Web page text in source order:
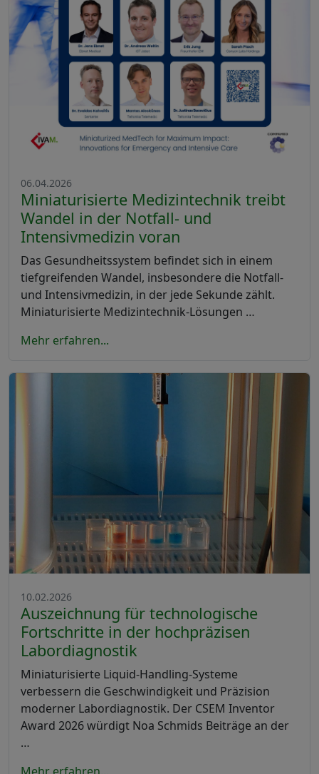
06.04.2026
Miniaturisierte Medizintechnik treibt
Wandel in der Notfall- und
Intensivmedizin voran
Das Gesundheitssystem befindet sich in einem
tiefgreifenden Wandel, insbesondere die Notfall-
und Intensivmedizin, in der jede Sekunde zählt.
Miniaturisierte Medizintechnik-Lösungen …
Mehr erfahren...
10.02.2026
Auszeichnung für technologische
Fortschritte in der hochpräzisen
Labordiagnostik
Miniaturisierte Liquid-Handling-Systeme
verbessern die Geschwindigkeit und Präzision
moderner Labordiagnostik. Der CSEM Inventor
Award 2026 würdigt Noa Schmids Beiträge an der
…